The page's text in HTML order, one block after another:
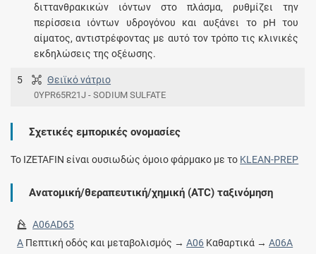
διττανθρακικών ιόντων στο πλάσμα, ρυθμίζει την
περίσσεια ιόντων υδρογόνου και αυξάνει το pH του
αίματος, αντιστρέφοντας με αυτό τον τρόπο τις κλινικές
εκδηλώσεις της οξέωσης.
5 Θειϊκό νάτριο
0YPR65R21J - SODIUM SULFATE
Σχετικές εμπορικές ονομασίες
To IZETAFIN είναι ουσιωδώς όμοιο φάρμακο με το KLEAN-PREP
Ανατομική/θεραπευτική/χημική (ATC) ταξινόμηση
A06AD65
A Πεπτική οδός και μεταβολισμός →A06 Καθαρτικά →A06A